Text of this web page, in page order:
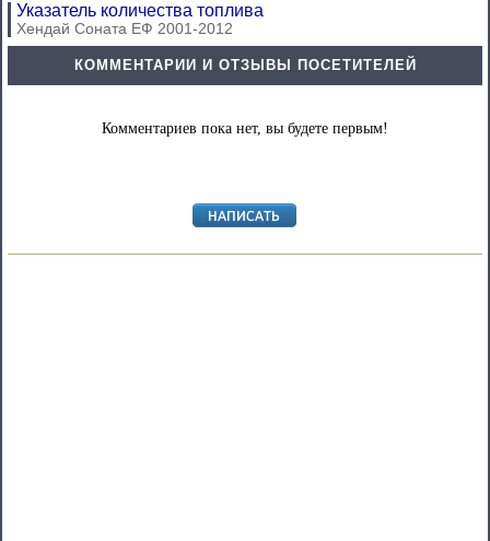
Указатель количества топлива
Хендай Соната ЕФ 2001-2012
КОММЕНТАРИИ И ОТЗЫВЫ ПОСЕТИТЕЛЕЙ
Комментариев пока нет, вы будете первым!